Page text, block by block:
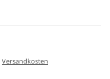
Versandkosten